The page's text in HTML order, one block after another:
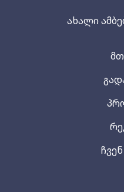
ახალი